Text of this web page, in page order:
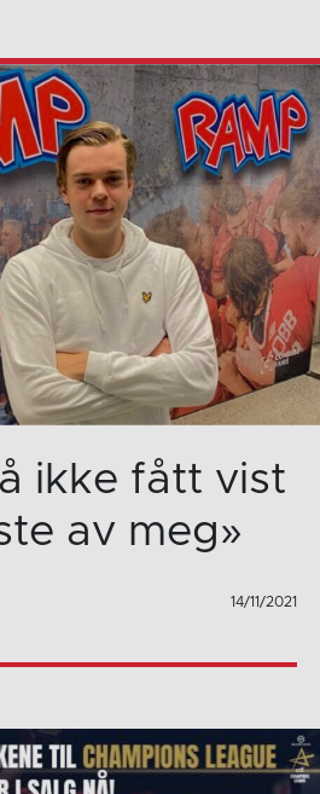
ikke fått vist
av meg»
14/11/2021